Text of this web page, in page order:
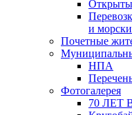
и
Почетные
НПА
Фотогалерея
70 ЛЕТ